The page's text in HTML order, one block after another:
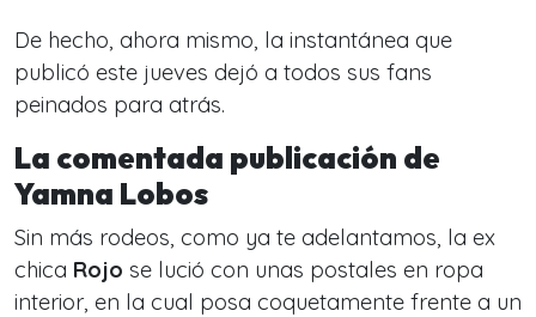
De hecho, ahora mismo, la instantánea que
publicó este jueves dejó a todos sus fans
peinados para atrás.
La comentada publicación de
Yamna Lobos
Sin más rodeos, como ya te adelantamos, la ex
chica Rojo se lució con unas postales en ropa
interior, en la cual posa coquetamente frente a un